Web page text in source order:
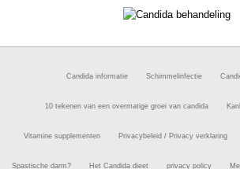
Candida informatie Schimmelinfectie
10 tekenen van een overmatige groei van candida
Vitamine supplementen Privacybeleid / Privacy verklaring
Spastische darm? Het Candida dieet privacy policy